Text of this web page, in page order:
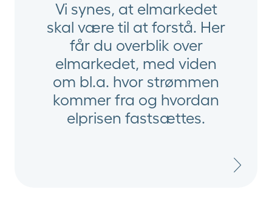
Vi synes, at elmarkedet
skal være til at forstå. Her
får du overblik over
elmarkedet, med viden
om bl.a. hvor strømmen
kommer fra og hvordan
elprisen fastsættes.